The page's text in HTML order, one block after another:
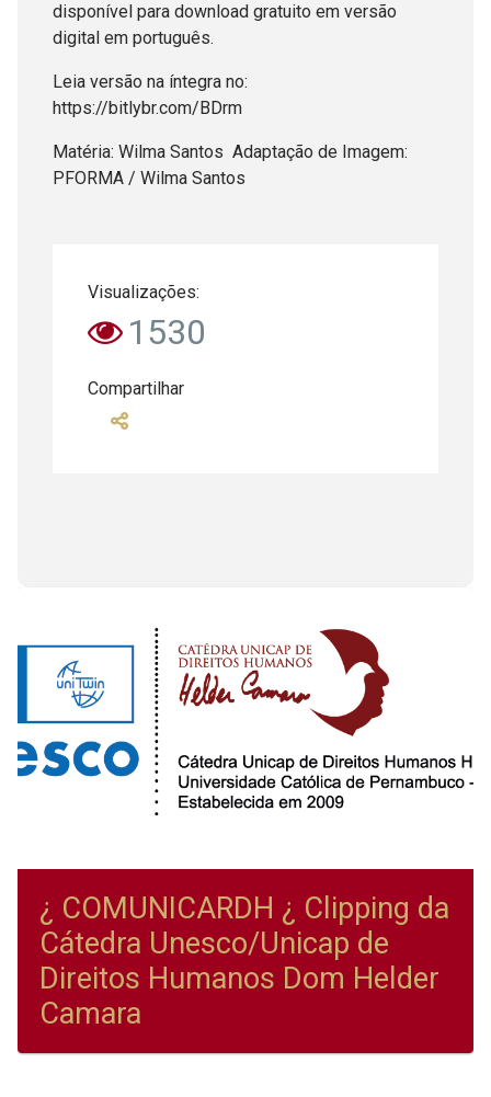
disponível para download gratuito em versão
digital em português.
Leia versão na íntegra no:
https://bitlybr.com/BDrm
Matéria: Wilma Santos Adaptação de Imagem:
PFORMA / Wilma Santos
Visualizações:
1530
Compartilhar
¿ COMUNICARDH ¿ Clipping da
Cátedra Unesco/Unicap de
Direitos Humanos Dom Helder
Camara